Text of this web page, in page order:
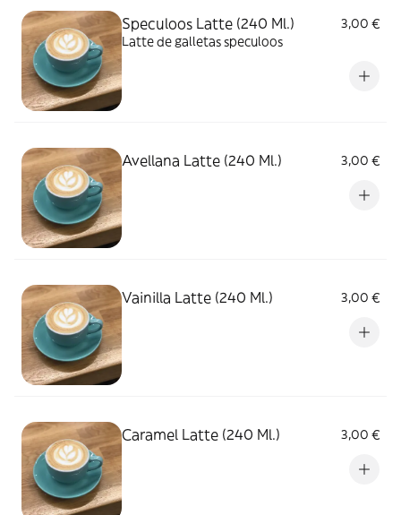
Speculoos Latte (240 Ml.)
3,00 €
Latte de galletas speculoos
Avellana Latte (240 Ml.) 3,00 €
Vainilla Latte (240 Ml.) 3,00 €
Caramel Latte (240 Ml.) 3,00 €